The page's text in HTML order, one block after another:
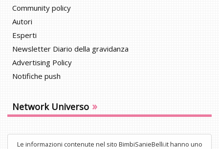
Community policy
Autori
Esperti
Newsletter Diario della gravidanza
Advertising Policy
Notifiche push
Network Universo »
Le informazioni contenute nel sito BimbiSanieBelli.it hanno uno